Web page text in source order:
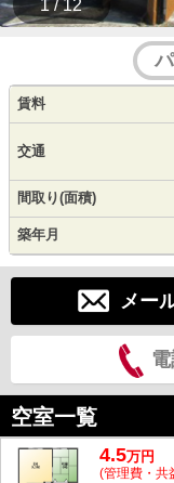
1 / 12
賃料
交通
間取り(面積)
築年月
メー
空室一覧
4.5万円
(管理費・共